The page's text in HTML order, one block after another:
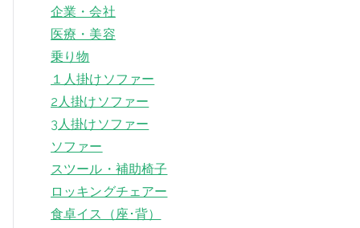
企業・会社
医療・美容
乗り物
１人掛けソファー
2人掛けソファー
3人掛けソファー
ソファー
スツール・補助椅子
ロッキングチェアー
食卓イス（座･背）